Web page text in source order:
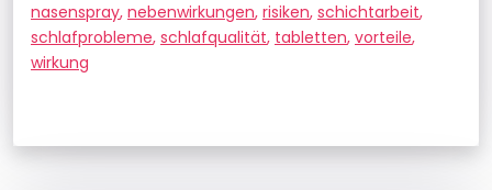
nasenspray, nebenwirkungen, risiken, schichtarbeit,
schlafprobleme, schlafqualität, tabletten, vorteile,
wirkung